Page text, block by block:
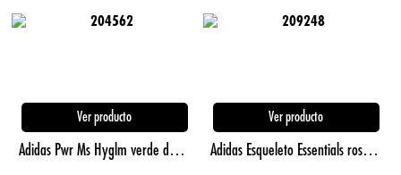
Ver producto
Adidas Pwr Ms Hyglm verde de mujer para entrenamiento
Ver producto
Adidas Esqueleto Essentials rosado de niña lifestyle